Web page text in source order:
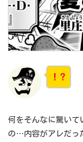
！？
何をそんなに驚いて
の…内容がアレだっ